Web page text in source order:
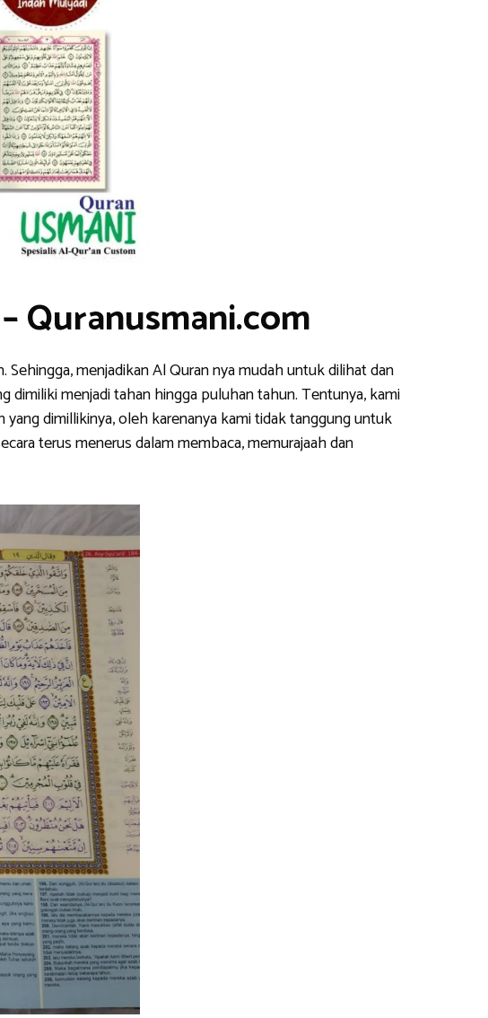
Quranusmani.com
menjadikan Al Quran nya mudah untuk dilihat dan
dimiliki menjadi tahan hingga puluhan tahun. Tentunya, kami
dimillikinya, oleh karenanya kami tidak tanggung untuk
terus menerus dalam membaca, memurajaah dan